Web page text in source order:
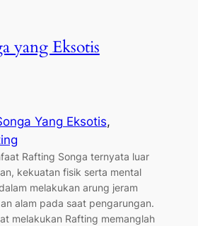
yang Eksotis
Yang Eksotis
Rafting Songa ternyata luar
kekuatan fisik serta mental
melakukan arung jeram
alam pada saat pengarungan.
melakukan Rafting memanglah